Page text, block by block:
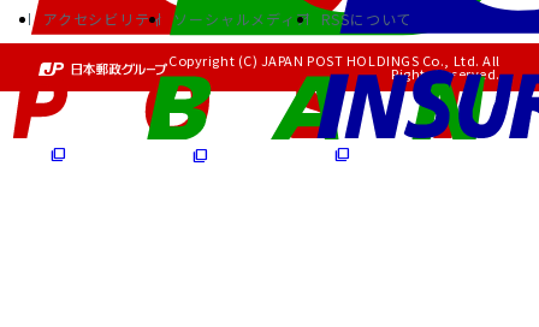
アクセシビリティ
ソーシャルメディア RSSについて
Copyright (C) JAPAN POST HOLDINGS Co., Ltd. All
Rights Reserved.